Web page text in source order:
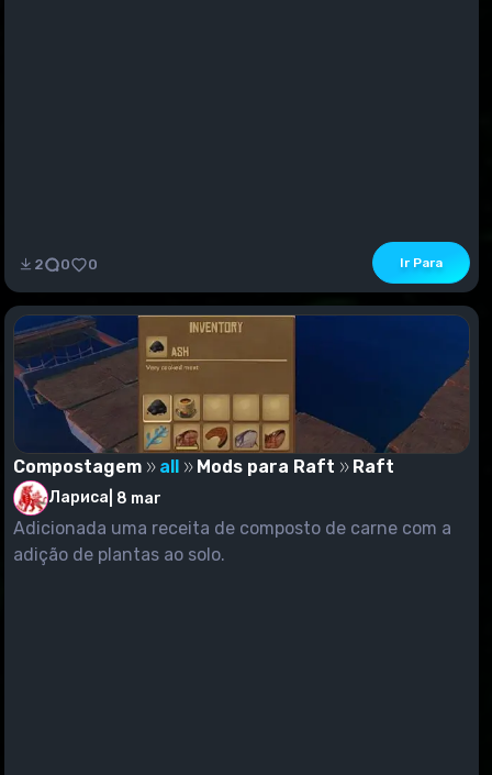
2 0 0 Ir Para
Compostagem all Mods para Raft Raft
Лариса 8 mar
Adicionada uma receita de composto de carne com a
adição de plantas ao solo.